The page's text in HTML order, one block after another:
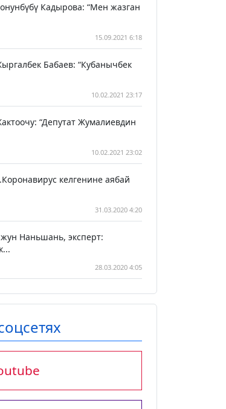
Кадырова: “Мен жазган
15.09.2021 6:18
Бабаев: “Кубанычбек
10.02.2021 23:17
“Депутат Жумалиевдин
10.02.2021 23:02
келгенине аябай
31.03.2020 4:20
Наньшань, эксперт:
28.03.2020 4:05